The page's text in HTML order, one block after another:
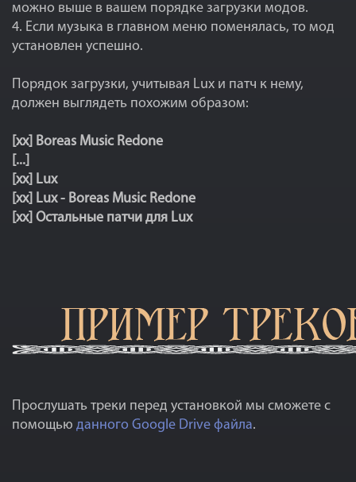
можно выше в вашем порядке загрузки модов.
4. Если музыка в главном меню поменялась, то мод
установлен успешно.
Порядок загрузки, учитывая Lux и патч к нему,
должен выглядеть похожим образом:
[xx] Boreas Music Redone
[...]
[xx] Lux
[xx] Lux - Boreas Music Redone
[xx] Остальные патчи для Lux
Прослушать треки перед установкой мы сможете с
помощью данного Google Drive файла.